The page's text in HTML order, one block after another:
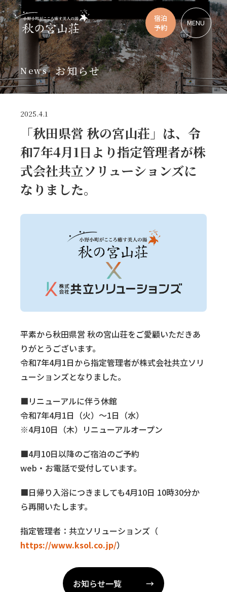
宿泊
予約
MENU
News お知らせ
2025.4.1
「秋田県営 秋の宮山荘」は、令
和7年4月1日より指定管理者が株
式会社共立ソリューションズに
なりました。
平素から秋田県営 秋の宮山荘をご愛顧いただきあ
りがとうございます。
令和7年4月1日から指定管理者が株式会社共立ソリ
ューションズとなりました。
■リニューアルに伴う休館
令和7年4月1日（火）～1日（水）
※4月10日（木）リニューアルオープン
■4月10日以降のご宿泊のご予約
web・お電話で受付しています。
■日帰り入浴につきましても4月10日 10時30分か
ら再開いたします。
指定管理者：共立ソリューションズ（
https://www.ksol.co.jp/）
お知らせ一覧